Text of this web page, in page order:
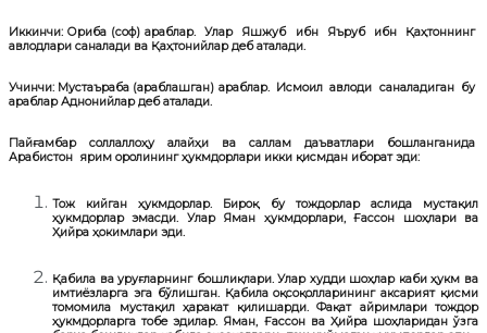
Иккинчи: Ориба (соф) араблар. Улар Яшжуб ибн Яъруб ибн Қаҳтоннинг
авлодлари саналади ва Қаҳтонийлар деб аталади.
Учинчи: Мустаъраба (араблашган) араблар.Исмоил авлоди саналадиган бу
араблар Аднонийлар деб аталади.
Пайғамбар соллаллоҳу алайҳи ва саллам даъватлари бошланганида
Арабистон ярим оролининг ҳукмдорлари икки қисмдан иборат эди:
Тож кийган ҳукмдорлар. Бироқ бу тождорлар аслида мустақил
ҳукмдорлар эмасди. Улар Яман ҳукмдорлари, Ғассон шоҳлари ва
Ҳийра ҳокимлари эди.
Қабила ва уруғларнинг бошлиқлари.Улар худди шоҳлар каби ҳукм ва
имтиёзларга эга бўлишган. Қабила оқсоқолларининг аксарият қисми
томомила мустақил ҳаракат қилишарди. Фақат айримлари тождор
ҳукмдорларга тобе эдилар. Яман, Ғассон ва Ҳийра шоҳларидан ўзга